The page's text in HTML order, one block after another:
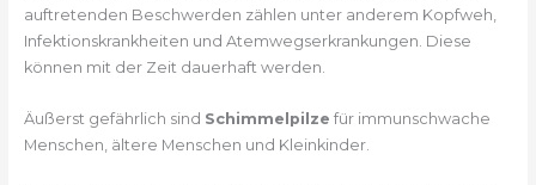
auftretenden Beschwerden zählen unter anderem Kopfweh,
Infektionskrankheiten und Atemwegserkrankungen. Diese
können mit der Zeit dauerhaft werden.
Äußerst gefährlich sind Schimmelpilze für immunschwache
Menschen, ältere Menschen und Kleinkinder.